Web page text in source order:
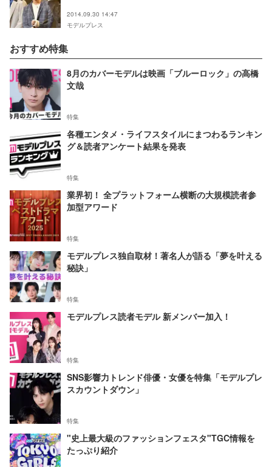
2014.09.30 14:47
モデルプレス
おすすめ特集
8月のカバーモデルは映画「ブルーロック」の高橋
文哉
特集
各種エンタメ・ライフスタイルにまつわるランキン
グ＆読者アンケート結果を発表
特集
業界初！ 全プラットフォーム横断の大規模読者参
加型アワード
特集
モデルプレス独自取材！著名人が語る「夢を叶える
秘訣」
特集
モデルプレス読者モデル 新メンバー加入！
特集
SNS影響力トレンド俳優・女優を特集「モデルプレ
スカウントダウン」
特集
"史上最大級のファッションフェスタ"TGC情報を
たっぷり紹介